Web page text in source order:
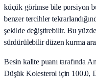
küçük görünse bile porsiyon
benzer tercihler
şekilde değiştirebilir. Bu
sürdürülebilir düzen kurma
Besin kalite puanı tarafında
Düşük Kolesterol için 100.0,